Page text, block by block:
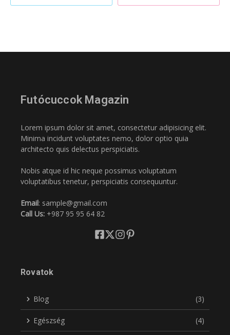
Futócuccok Magazin
Lorem ipsum dolor sit amet, consectetur adipisicing elit.
Minima incidunt voluptates nemo, dolor optio quia
architecto quis delectus perspiciatis.
Nobis atque id hic neque possimus voluptatum
voluptatibus tenetur, perspiciatis consequuntur.
Email: sample@gmail.com
Call Us: +987 95 95 64 82
Rovatok
Blog (3)
Egészség (4)